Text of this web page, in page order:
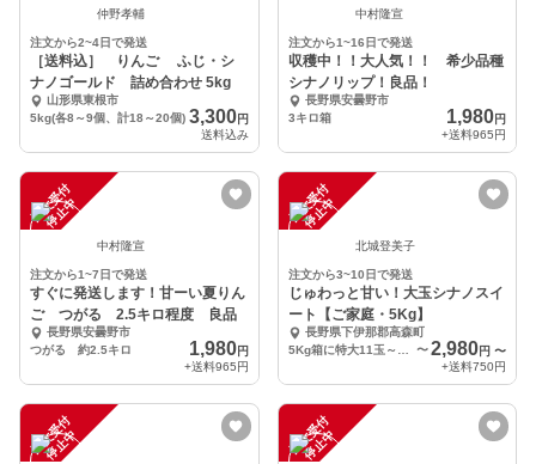
仲野孝輔
注文から2~4日で発送
［送料込］ りんご ふじ・シ
ナノゴールド 詰め合わせ 5kg
山形県東根市
5kg(各8～9個、計18～20個) 3,300円
送料込み
中村隆宣
注文から1~16日で発送
収穫中！！大人気！！ 希少品種
シナノリップ！良品！
長野県安曇野市
3キロ箱
1,980円
+送料965円
注
文
受
付
停
止
中
中村隆宣
注文から1~7日で発送
すぐに発送します！甘ーい夏りん
ご つがる 2.5キロ程度 良品
長野県安曇野市
つがる 約2.5キロ
1,980円
+送料965円
注
文
受
付
停
止
中
北城登美子
注文から3~10日で発送
じゅわっと甘い！大玉シナノスイ
ート【ご家庭・5Kg】
長野県下伊那郡高森町
〜2,980円 〜
+送料750円
注
文
受
付
停
止
中 注
文
受
付
停
止
中